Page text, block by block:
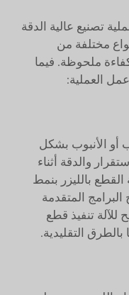
تصنيع عالية الدقة
مختلفة من
ملحوظة. فيما
العملية:
أو الأنبوب بشكل
والدقة أثناء
بالليزر بنمط
المتقدمة
للآلة تنفيذ قطع
التقليدية.